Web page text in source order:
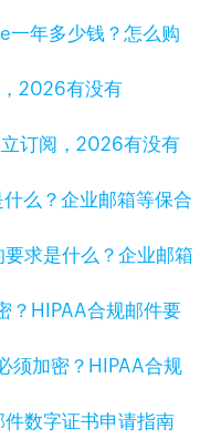
年多少钱？怎么购
订阅，2026有没有
求是什么？企业邮箱
须加密？HIPAA合规